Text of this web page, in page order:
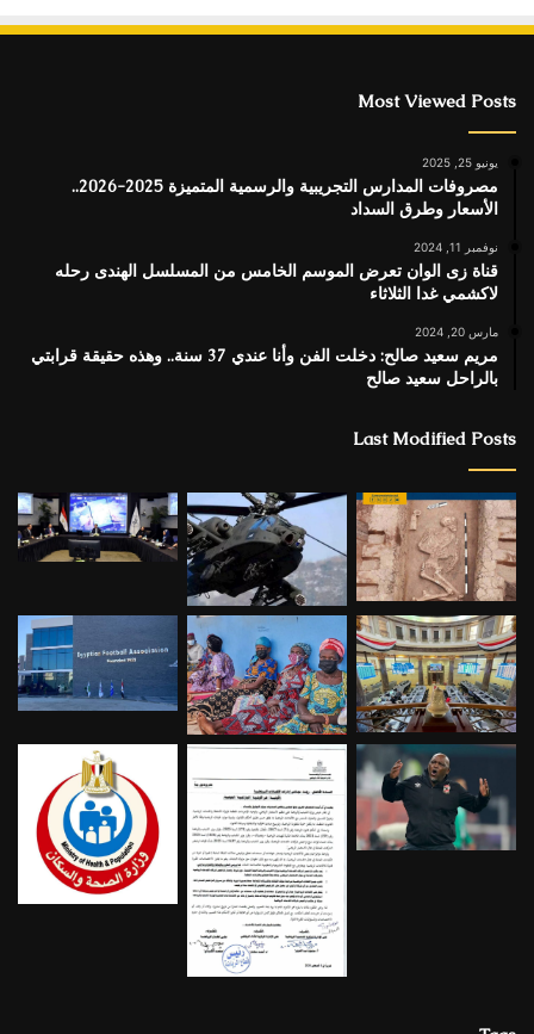
Most Viewed Posts
يونيو 25, 2025
مصروفات المدارس التجريبية والرسمية المتميزة 2025-2026..
الأسعار وطرق السداد
نوفمبر 11, 2024
قناة زى الوان تعرض الموسم الخامس من المسلسل الهندى رحله
لاكشمي غدا الثلاثاء
مارس 20, 2024
مريم سعيد صالح: دخلت الفن وأنا عندي 37 سنة.. وهذه حقيقة قرابتي
بالراحل سعيد صالح
Last Modified Posts